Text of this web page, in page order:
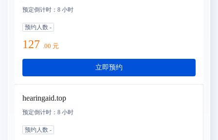
预定倒计时： 8 小时
预约人数 -
127 .00 元
立即预约
hearingaid.top
预定倒计时： 8 小时
预约人数 -